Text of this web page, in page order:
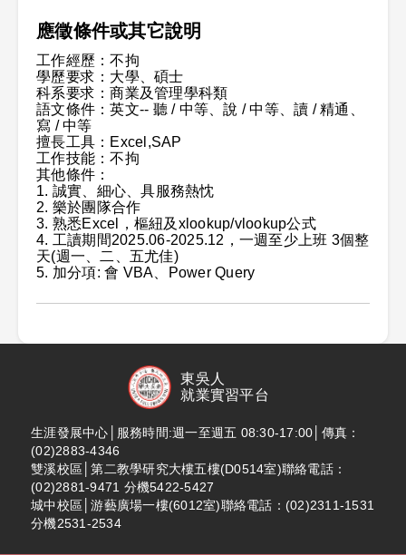
應徵條件或其它說明
工作經歷：不拘
學歷要求：大學、碩士
科系要求：商業及管理學科類
語文條件：英文-- 聽 / 中等、說 / 中等、讀 / 精通、
寫 / 中等
擅長工具：Excel,SAP
工作技能：不拘
其他條件：
1. 誠實、細心、具服務熱忱
2. 樂於團隊合作
3. 熟悉Excel，樞紐及xlookup/vlookup公式
4. 工讀期間2025.06-2025.12，一週至少上班 3個整
天(週一、二、五尤佳)
5. 加分項: 會 VBA、Power Query
東吳人
就業實習平台
生涯發展中心│服務時間:週一至週五 08:30-17:00│傳真：
(02)2883-4346
雙溪校區│第二教學研究大樓五樓(D0514室)聯絡電話：
(02)2881-9471 分機5422-5427
城中校區│游藝廣場一樓(6012室)聯絡電話：(02)2311-1531
分機2531-2534